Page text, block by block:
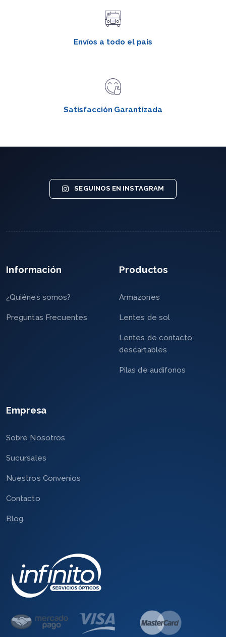
Envíos a todo el país
Satisfacción Garantizada
SEGUINOS EN INSTAGRAM
Información
¿Quiénes somos?
Preguntas Frecuentes
Productos
Armazones
Lentes de sol
Lentes de contacto
descartables
Pilas de audifonos
Empresa
Sobre Nosotros
Sucursales
Nuestros Convenios
Contacto
Blog